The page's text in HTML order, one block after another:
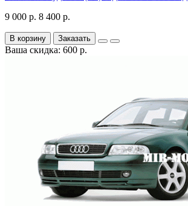
9 000 р. 8 400 р.
В корзину Заказать
Ваша скидка: 600 р.